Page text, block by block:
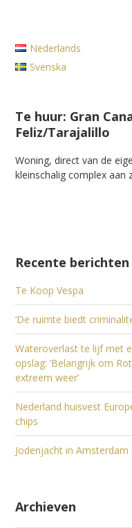
Nederlands
Svenska
Te huur: Gran
Feliz/Tarajalillo
Woning, direct van de
kleinschalig complex
Recente berichten
Te Koop Vespa
‘De ruimte biedt
Wateroverlast te lijf met
opslag: ‘Belangrijk om
extreem weer’
Nederland huisvest
chips
Jodenjacht in
Archieven